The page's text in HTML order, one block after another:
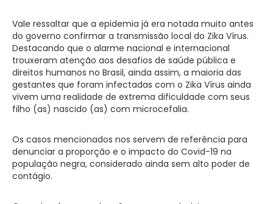
Vale ressaltar que a epidemia já era notada muito antes
do governo confirmar a transmissão local do Zika Vírus.
Destacando que o alarme nacional e internacional
trouxeram atenção aos desafios de saúde pública e
direitos humanos no Brasil, ainda assim, a maioria das
gestantes que foram infectadas com o Zika Vírus ainda
vivem uma realidade de extrema dificuldade com seus
filho (as) nascido (as) com microcefalia.
Os casos mencionados nos servem de referência para
denunciar a proporção e o impacto do Covid-19 na
população negra, considerado ainda sem alto poder de
contágio.